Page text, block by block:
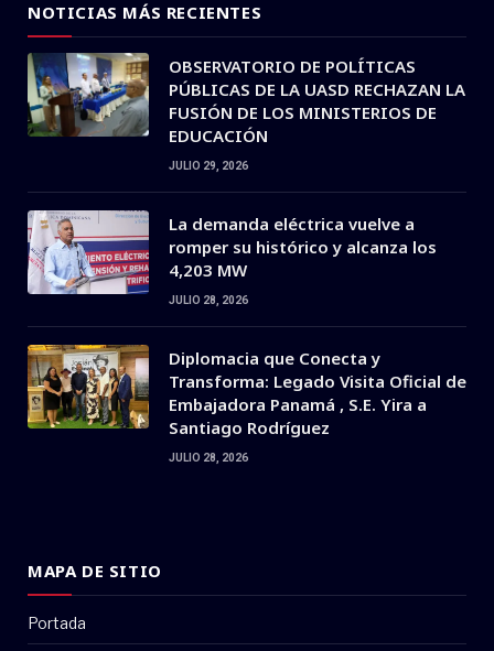
NOTICIAS MÁS RECIENTES
OBSERVATORIO DE POLÍTICAS
PÚBLICAS DE LA UASD RECHAZAN LA
FUSIÓN DE LOS MINISTERIOS DE
EDUCACIÓN
JULIO 29, 2026
La demanda eléctrica vuelve a
romper su histórico y alcanza los
4,203 MW
JULIO 28, 2026
Diplomacia que Conecta y
Transforma: Legado Visita Oficial de
Embajadora Panamá , S.E. Yira a
Santiago Rodríguez
JULIO 28, 2026
MAPA DE SITIO
Portada